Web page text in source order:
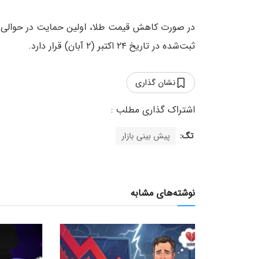
در صورت کاهش قیمت طلا، اولین حمایت در حوالی
ثبت‌شده در تاریخ ۲۴ اکتبر (۲ آبان) قرار دارد.
نشان گذاری
تگ: پیش بینی بازار
نوشته‌های مشابه